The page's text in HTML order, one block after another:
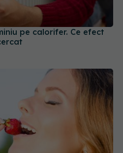
pe calorifer. Ce efect